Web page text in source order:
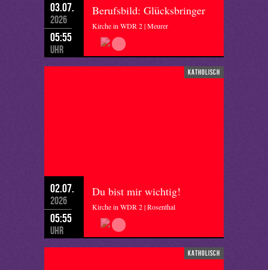
03.07.
2026
05:55
Uhr
Berufsbild: Glücksbringer
Kirche in WDR 2 | Meurer
katholisch
02.07.
2026
05:55
Uhr
Du bist mir wichtig!
Kirche in WDR 2 | Rosenthal
katholisch